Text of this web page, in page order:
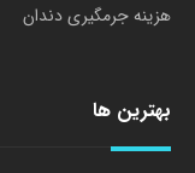
هزینه جرمگیری دندان
بهترین ها